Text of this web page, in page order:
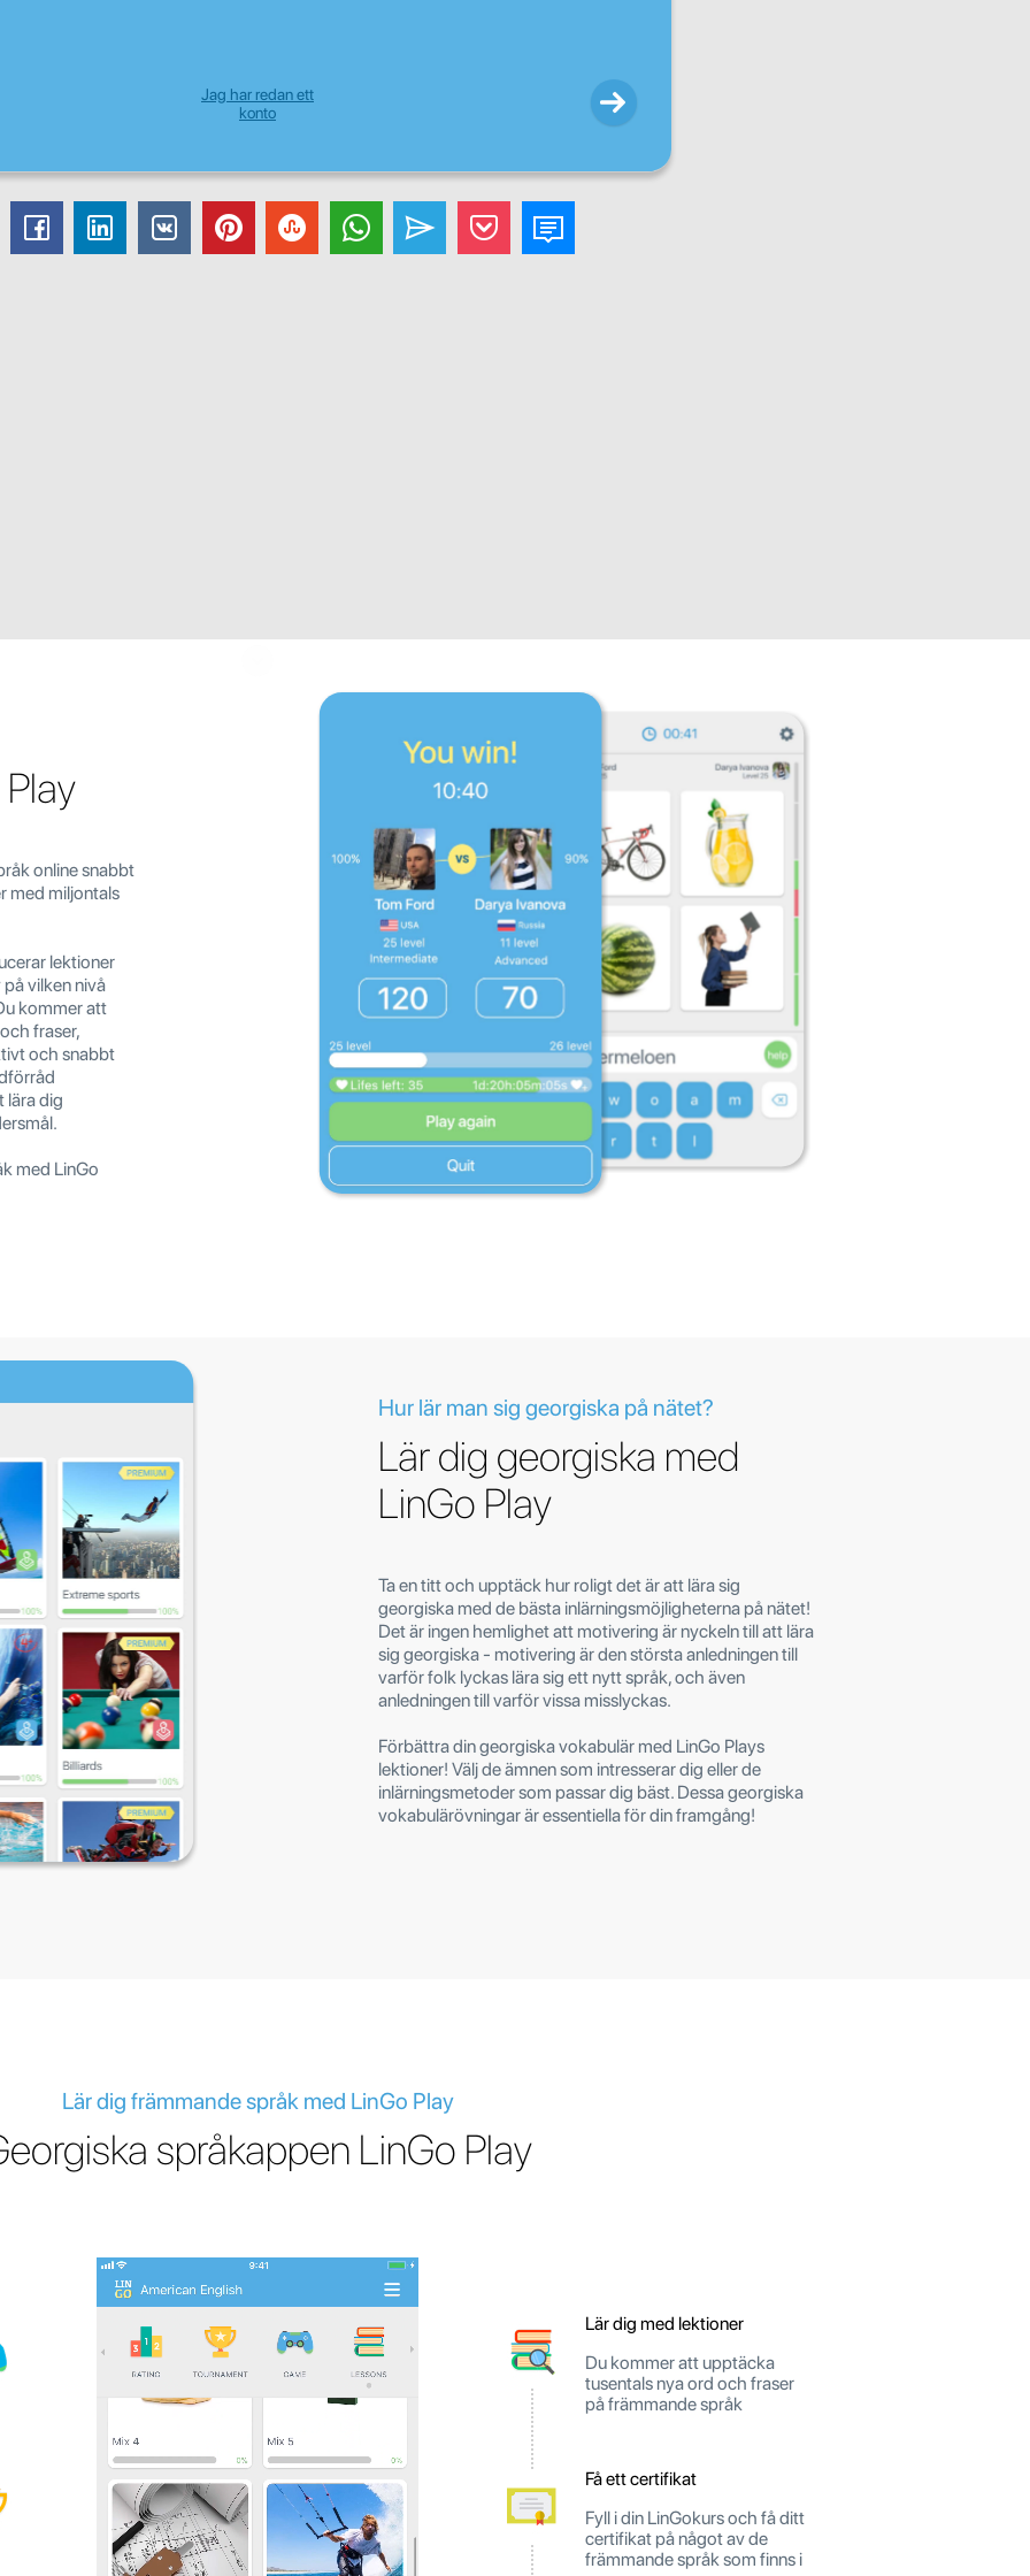
Jag har redan ett
konto
online snabbt
med miljontals
lektioner
vilken nivå
kommer att
fraser,
och snabbt
lära dig
med LinGo
Hur lär man sig georgiska på nätet?
Lär dig georgiska med
LinGo Play
Ta en titt och upptäck hur roligt det är att lära sig
georgiska med de bästa inlärningsmöjligheterna på nätet!
Det är ingen hemlighet att motivering är nyckeln till att lära
sig georgiska - motivering är den största anledningen till
varför folk lyckas lära sig ett nytt språk, och även
anledningen till varför vissa misslyckas.
Förbättra din georgiska vokabulär med LinGo Plays
lektioner! Välj de ämnen som intresserar dig eller de
inlärningsmetoder som passar dig bäst. Dessa georgiska
vokabulärövningar är essentiella för din framgång!
Lär dig främmande språk med LinGo Play
språkappen LinGo Play
Lär dig med lektioner
Du kommer att upptäcka
tusentals nya ord och fraser
på främmande språk
Få ett certifikat
Fyll i din LinGokurs och få ditt
certifikat på något av de
främmande språk som finns i